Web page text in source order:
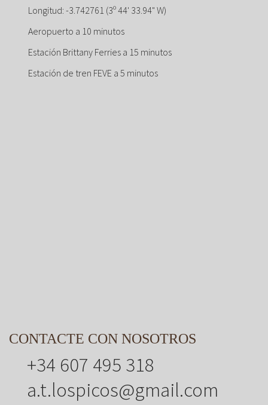
Longitud: -3.742761 (3º 44' 33.94" W)
Aeropuerto a 10 minutos
Estación Brittany Ferries a 15 minutos
Estación de tren FEVE a 5 minutos
CONTACTE CON NOSOTROS
+34 607 495 318
a.t.lospicos@gmail.com